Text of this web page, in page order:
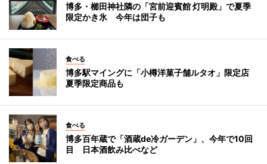
博多・櫛田神社隣の「宮前迎賓館 灯明殿」で夏季
限定かき氷 今年は団子も
食べる
博多駅マイングに「小樽洋菓子舗ルタオ」限定店
夏季限定商品も
食べる
博多百年蔵で「酒蔵de冷ガーデン」、今年で10回
目 日本酒飲み比べなど